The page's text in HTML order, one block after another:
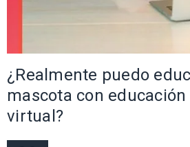
¿Realmente puedo
mascota con
virtual?